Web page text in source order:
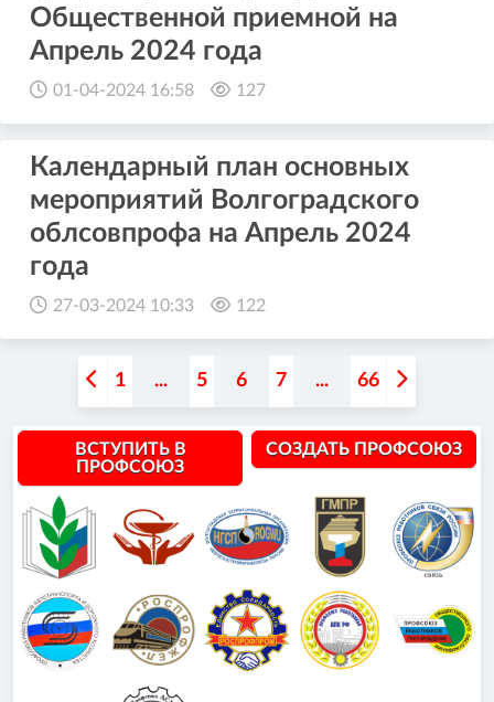
Общественной приемной на
Апрель 2024 года
01-04-2024 16:58 127
Календарный план основных
мероприятий Волгоградского
облсовпрофа на Апрель 2024
года
27-03-2024 10:33 122
1 ... 5 6 7 ... 66
ВСТУПИТЬ В
ПРОФСОЮЗ
СОЗДАТЬ ПРОФСОЮЗ